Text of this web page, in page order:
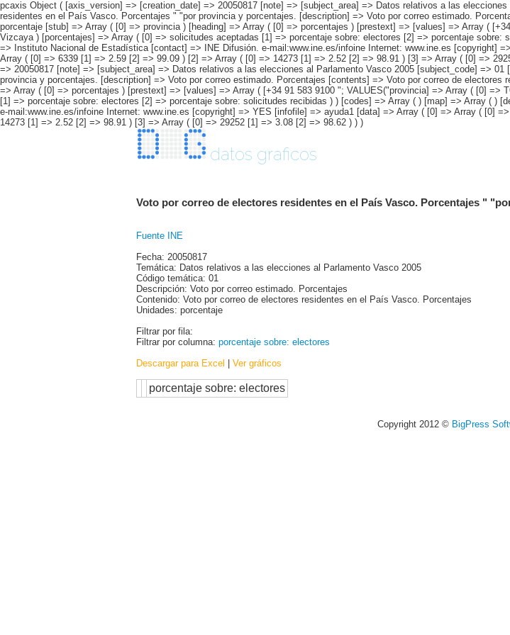
pcaxis Object ( [axis_version] => [creation_date] => 20050817 [note] => [subject_area] => Datos relativos a las
residentes en el País Vasco. Porcentajes " "por provincia y porcentajes. [description] => Voto por correo estimado.
porcentaje [stub] => Array ( [0] => provincia ) [heading] => Array ( [0] => porcentajes ) [prestext] => [values] => Array (
Vizcaya ) [porcentajes] => Array ( [0] => solicitudes aceptadas [1] => porcentaje sobre: electores [2] => porcentaje
=> Instituto Nacional de Estadística [contact] => INE Difusión. e-mail:www.ine.es/infoine Internet: www.ine.es
Array ( [0] => 6339 [1] => 2.59 [2] => 99.09 ) [2] => Array ( [0] => 14273 [1] => 2.52 [2] => 98.91 ) [3] => Array ( [0] =>
=> 20050817 [note] => [subject_area] => Datos relativos a las elecciones al Parlamento Vasco 2005 [subject_code] =>
provincia y porcentajes. [description] => Voto por correo estimado. Porcentajes [contents] => Voto por correo de
=> Array ( [0] => porcentajes ) [prestext] => [values] => Array ( [+34 91 583 9100 "; VALUES("provincia] => Array ( [0]
[1] => porcentaje sobre: electores [2] => porcentaje sobre: solicitudes recibidas ) ) [codes] => Array ( ) [map] => Array (
e-mail:www.ine.es/infoine Internet: www.ine.es [copyright] => YES [infofile] => ayuda1 [data] => Array ( [0] => Array (
14273 [1] => 2.52 [2] => 98.91 ) [3] => Array ( [0] => 29252 [1] => 3.08 [2] => 98.62 ) ) )
datos graficos
Voto por correo de electores residentes en el País Vasco. Porcentajes "
Fuente INE
Fecha: 20050817
Temática: Datos relativos a las elecciones al Parlamento Vasco 2005
Código temática: 01
Descripción: Voto por correo estimado. Porcentajes
Contenido: Voto por correo de electores residentes en el País Vasco. Porcentajes
Unidades: porcentaje
Filtrar por fila:
Filtrar por columna: porcentaje sobre: electores
Descargar para Excel | Ver gráficos
porcentaje sobre: electores
Copyright 2012 © BigPress